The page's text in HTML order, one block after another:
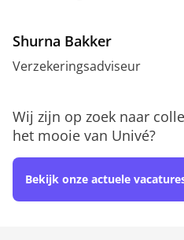
Shurna Bakker
Verzekeringsadviseur
Wij zijn op zoek naar
het mooie van Univé?
Bekijk onze actuele